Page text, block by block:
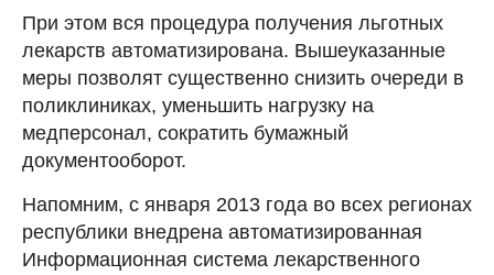
При этом вся процедура получения льготных
лекарств автоматизирована. Вышеуказанные
меры позволят существенно снизить очереди в
поликлиниках, уменьшить нагрузку на
медперсонал, сократить бумажный
документооборот.
Напомним, с января 2013 года во всех регионах
республики внедрена автоматизированная
Информационная система лекарственного